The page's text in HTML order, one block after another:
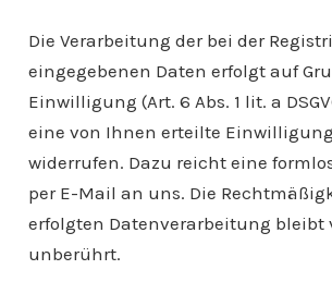
Die Verarbeitung der bei der
eingegebenen Daten erfolgt auf
Einwilligung (Art. 6 Abs. 1 lit. a
eine von Ihnen erteilte
widerrufen. Dazu reicht eine
per E-Mail an uns. Die
erfolgten Datenverarbeitung bleibt
unberührt.